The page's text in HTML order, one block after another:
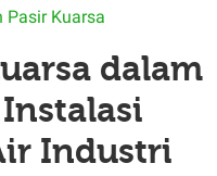
Pasir Kuarsa
dalam
Industri